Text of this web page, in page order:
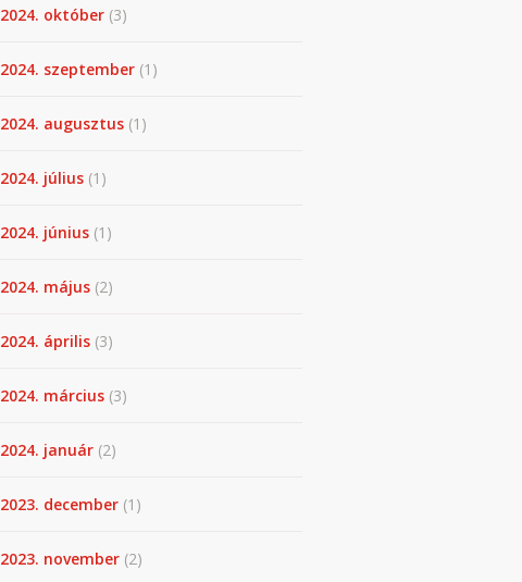
2024. október (3)
2024. szeptember (1)
2024. augusztus (1)
2024. július (1)
2024. június (1)
2024. május (2)
2024. április (3)
2024. március (3)
2024. január (2)
2023. december (1)
2023. november (2)